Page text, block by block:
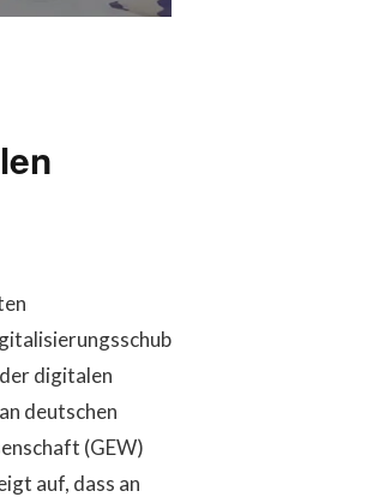
digitalen
deutschen
(GEW)
auf, dass an